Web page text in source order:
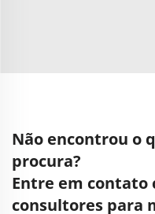
Não encontrou o
procura?
Entre em contato
consultores para